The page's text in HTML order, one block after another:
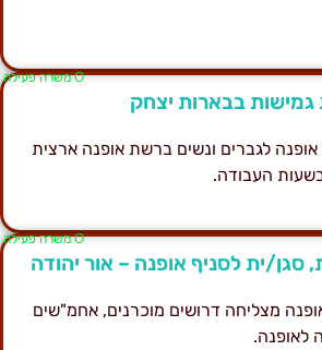
Ο משרה פעילה
בבארות יצחק
לגברים ונשים ברשת אופנה ארצית
העבודה.
Ο משרה פעילה
ית לסניף אופנה – אור יהודה
מצליחה דרושים מוכרנים, אחמ"שים
לאופנה.